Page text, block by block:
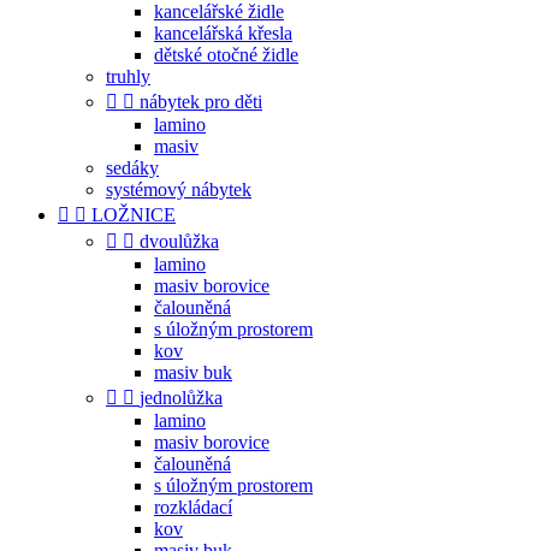
kancelářské židle
kancelářská křesla
dětské otočné židle
truhly
  nábytek pro děti
lamino
masiv
sedáky
systémový nábytek
  LOŽNICE
  dvoulůžka
lamino
masiv borovice
čalouněná
s úložným prostorem
kov
masiv buk
  jednolůžka
lamino
masiv borovice
čalouněná
s úložným prostorem
rozkládací
kov